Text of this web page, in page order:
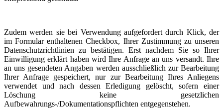
Zudem werden sie bei Verwendung aufgefordert durch Klick, der
im Formular enthaltenen Checkbox, Ihrer Zustimmung zu unseren
Datenschutzrichtlinien zu bestätigen. Erst nachdem Sie so Ihrer
Einwilligung erklärt haben wird Ihre Anfrage an uns versandt. Ihre
an uns gesendeten Angaben werden ausschließlich zur Bearbeitung
Ihrer Anfrage gespeichert, nur zur Bearbeitung Ihres Anliegens
verwendet und nach dessen Erledigung gelöscht, sofern einer
Löschung keine gesetzlichen
Aufbewahrungs-/Dokumentationspflichten entgegenstehen.